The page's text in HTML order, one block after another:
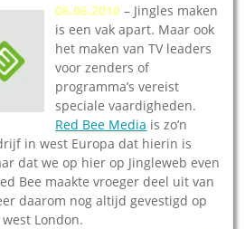
06.06.2010 – Jingles maken
is een vak apart. Maar ook
het maken van TV leaders
voor zenders of
programma’s vereist
speciale vaardigheden.
Red Bee Media is zo’n
in west Europa dat hierin is
dat we op hier op Jingleweb even
Bee maakte vroeger deel uit van
daarom nog altijd gevestigd op
London.